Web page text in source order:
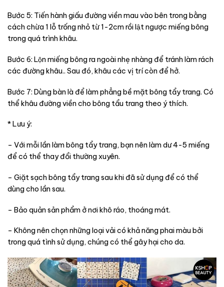
Bước 5: Tiến hành giấu đường viền mau vào bên trong bằng
cách chừa 1 lỗ trống nhỏ từ 1-2cm rồi lật ngược miếng bông
trong quá trình khâu.
Bước 6: Lộn miếng bông ra ngoài nhẹ nhàng để tránh làm rách
các đường khâu.. Sau đó, khâu các vị trí còn để hở.
Bước 7: Dùng bàn là để làm phẳng bề mặt bông tẩy trang. Có
thể khâu đường viền cho bông tẩu trang theo ý thích.
* Lưu ý:
– Với mỗi lần làm bông tẩy trang, bạn nên làm dư 4-5 miếng
để có thể thay đổi thường xuyên.
– Giặt sạch bông tẩy trang sau khi đã sử dụng để có thể
dùng cho lần sau.
– Bảo quản sản phẩm ở nơi khô ráo, thoáng mát.
– Không nên chọn những loại vải có khả năng phai màu bởi
trong quá tình sử dụng, chúng có thể gây hại cho da.